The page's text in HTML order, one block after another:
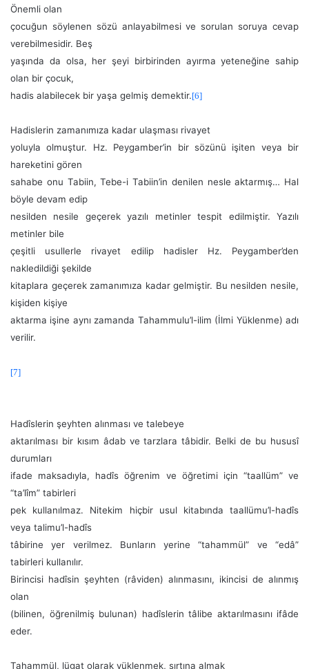
Önemli olan
çocuğun söylenen sözü anlayabilmesi ve sorulan soruya cevap
verebilmesidir. Beş
yaşında da olsa, her şeyi birbirinden ayırma yeteneğine sahip
olan bir çocuk,
hadis alabilecek bir yaşa gelmiş demektir.[6]
Hadislerin zamanımıza kadar ulaşması rivayet
yoluyla olmuştur. Hz. Peygamber’in bir sözünü işiten veya bir
hareketini gören
sahabe onu Tabiin, Tebe-i Tabiin’in denilen nesle aktarmış… Hal
böyle devam edip
nesilden nesile geçerek yazılı metinler tespit edilmiştir. Yazılı
metinler bile
çeşitli usullerle rivayet edilip hadisler Hz. Peygamber’den
nakledildiği şekilde
kitaplara geçerek zamanımıza kadar gelmiştir. Bu nesilden nesile,
kişiden kişiye
aktarma işine aynı zamanda Tahammulu’l-ilim (İlmi Yüklenme) adı
verilir.
[7]
Hadîslerin şeyhten alınması ve talebeye
aktarılması bir kısım âdab ve tarzlara tâbidir. Belki de bu hususî
durumları
ifade maksadıyla, hadîs öğrenim ve öğretimi için “taallüm” ve
“ta’lîm” tabirleri
pek kullanılmaz. Nitekim hiçbir usul kitabında taallümu’l-hadîs
veya talimu’l-hadîs
tâbirine yer verilmez. Bunların yerine “tahammül” ve “edâ”
tabirleri kullanılır.
Birincisi hadîsin şeyhten (râviden) alınmasını, ikincisi de alınmış
olan
(bilinen, öğrenilmiş bulunan) hadîslerin tâlibe aktarılmasını ifâde
eder.
Tahammül, lügat olarak yüklenmek, sırtına almak